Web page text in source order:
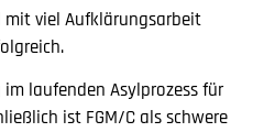
mit viel Aufklärungsarbeit
laufenden Asylprozess für
ist FGM/C als schwere